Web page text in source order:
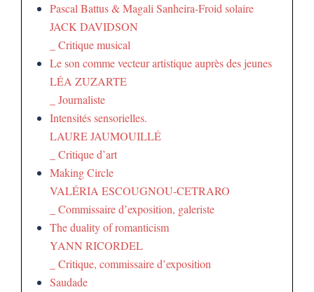
Pascal Battus & Magali Sanheira-Froid solaire
JACK DAVIDSON
_ Critique musical
Le son comme vecteur artistique auprès des jeunes
LÉA ZUZARTE
_ Journaliste
Intensités sensorielles.
LAURE JAUMOUILLÉ
_ Critique d’art
Making Circle
VALÉRIA ESCOUGNOU-CETRARO
_ Commissaire d’exposition, galeriste
The duality of romanticism
YANN RICORDEL
_ Critique, commissaire d’exposition
Saudade